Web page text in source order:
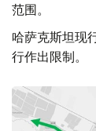
范围。
哈萨克斯坦现
行作出限制。